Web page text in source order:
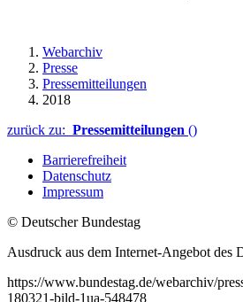
Webarchiv
Presse
Pressemitteilungen
2018
zurück zu: Pressemitteilungen ()
Barrierefreiheit
Datenschutz
Impressum
© Deutscher Bundestag
Ausdruck aus dem Internet-Angebot des
https://www.bundestag.de/webarchiv/
180321-bild-1ua-548478